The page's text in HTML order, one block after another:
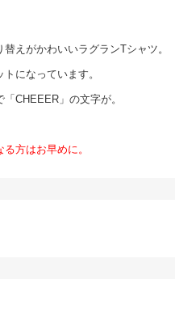
えがかわいいラグランTシャツ。
になっています。
CHEEER」の文字が。
方はお早めに。